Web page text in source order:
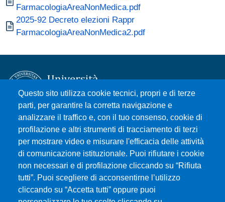
FarmacologiaAreaNonMedica.pdf
Documento
2025-92 Decreto elezioni Rappr
FarmacologiaAreaNonMedica2.pdf
Questo sito utilizza cookie tecnici, propri e di terze
parti, per garantire la corretta navigazione e
analizzare il traffico e, con il tuo consenso, cookie di
profilazione e altri strumenti di tracciamento di terzi
per mostrare video e misurare l'efficacia delle attività
di comunicazione istituzionale. Puoi rifiutare i cookie
non necessari e di profilazione cliccando su “Rifiuta
tutti”. Puoi scegliere di acconsentirne l’utilizzo
cliccando su “Accetta tutti” oppure puoi
Università degli Studi di Messina
Piazza Pugliatti, 1 - 98122 Messina
Cod. Fiscale 80004070837
P.IVA 00724160833
Centralino: 090 676 1
MENÙ SOCIAL